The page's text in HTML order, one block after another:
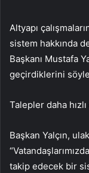
Altyapı
sistem hakkında
Başkanı Mustafa
geçirdiklerini
Talepler daha
Başkan Yalçın,
takip edecek bir